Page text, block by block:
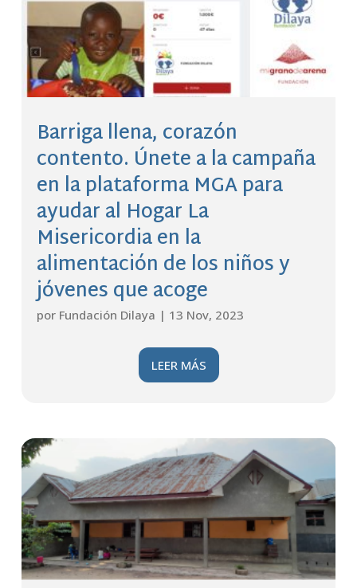
Barriga llena, corazón
contento. Únete a la campaña
en la plataforma MGA para
ayudar al Hogar La
Misericordia en la
alimentación de los niños y
jóvenes que acoge
por Fundación Dilaya | 13 Nov, 2023
LEER MÁS